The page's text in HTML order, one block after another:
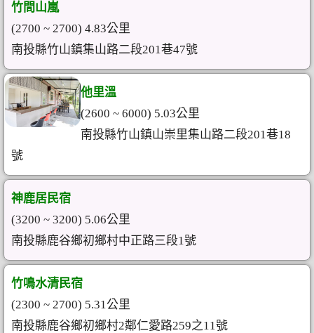
竹間山嵐
(2700 ~ 2700) 4.83公里
南投縣竹山鎮集山路二段201巷47號
他里溫
(2600 ~ 6000) 5.03公里
南投縣竹山鎮山崇里集山路二段201巷18
號
神鹿居民宿
(3200 ~ 3200) 5.06公里
南投縣鹿谷鄉初鄉村中正路三段1號
竹鳴水清民宿
(2300 ~ 2700) 5.31公里
南投縣鹿谷鄉初鄉村2鄰仁愛路259之11號